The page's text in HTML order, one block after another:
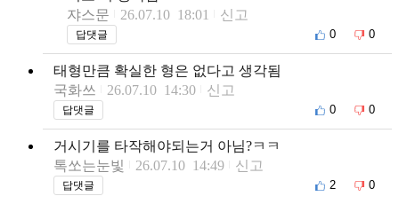
쟈스문
26.07.10 18:01 신고
답댓글 0 0
태형만큼 확실한 형은 없다고 생각됨
국화쓰
26.07.10 14:30 신고
답댓글 0 0
거시기를 타작해야되는거 아님?ㅋㅋ
톡쏘는눈빛
26.07.10 14:49 신고
답댓글 2 0